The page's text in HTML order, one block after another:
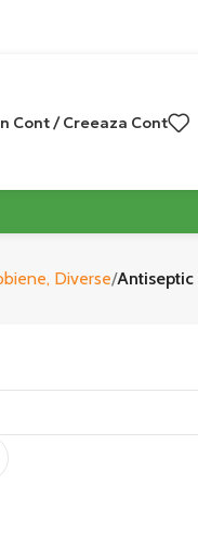
Cont / Creeaza Cont
Diverse Antiseptic